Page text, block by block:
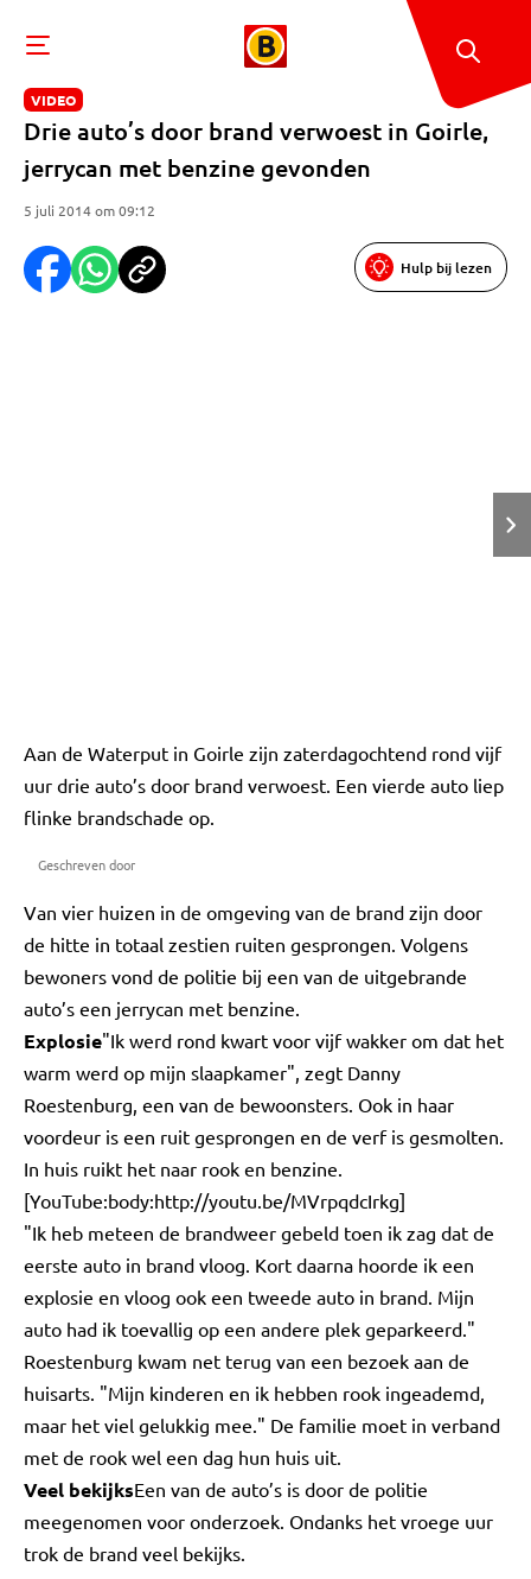
VIDEO
Drie auto’s door brand verwoest in Goirle,
jerrycan met benzine gevonden
5 juli 2014 om 09:12
Hulp bij lezen
Aan de Waterput in Goirle zijn zaterdagochtend rond vijf
uur drie auto’s door brand verwoest. Een vierde auto liep
flinke brandschade op.
Geschreven door
Van vier huizen in de omgeving van de brand zijn door
de hitte in totaal zestien ruiten gesprongen. Volgens
bewoners vond de politie bij een van de uitgebrande
auto’s een jerrycan met benzine.
Explosie"Ik werd rond kwart voor vijf wakker om dat het
warm werd op mijn slaapkamer", zegt Danny
Roestenburg, een van de bewoonsters. Ook in haar
voordeur is een ruit gesprongen en de verf is gesmolten.
In huis ruikt het naar rook en benzine.
[YouTube:body:http://youtu.be/MVrpqdcIrkg]
"Ik heb meteen de brandweer gebeld toen ik zag dat de
eerste auto in brand vloog. Kort daarna hoorde ik een
explosie en vloog ook een tweede auto in brand. Mijn
auto had ik toevallig op een andere plek geparkeerd."
Roestenburg kwam net terug van een bezoek aan de
huisarts. "Mijn kinderen en ik hebben rook ingeademd,
maar het viel gelukkig mee." De familie moet in verband
met de rook wel een dag hun huis uit.
Veel bekijksEen van de auto’s is door de politie
meegenomen voor onderzoek. Ondanks het vroege uur
trok de brand veel bekijks.